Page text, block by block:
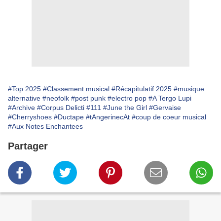
#Top 2025 #Classement musical #Récapitulatif 2025 #musique
alternative #neofolk #post punk #electro pop #A Tergo Lupi
#Archive #Corpus Delicti #111 #June the Girl #Gervaise
#Cherryshoes #Ductape #tAngerinecAt #coup de coeur musical
#Aux Notes Enchantees
Partager